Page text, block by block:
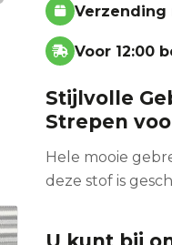
Verzending
Voor 12:00
Stijlvolle
Strepen
Hele mooie
deze stof is